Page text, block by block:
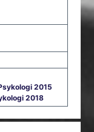
2015
2018